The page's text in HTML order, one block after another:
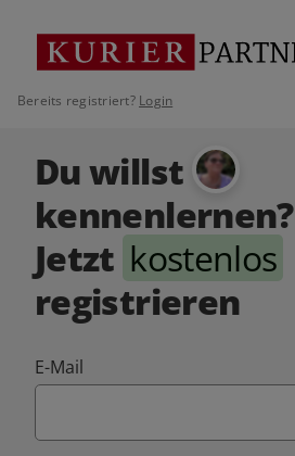
Bereits registriert? Login
Du willst
kennenlernen?
Jetzt kostenlos
registrieren
E-Mail